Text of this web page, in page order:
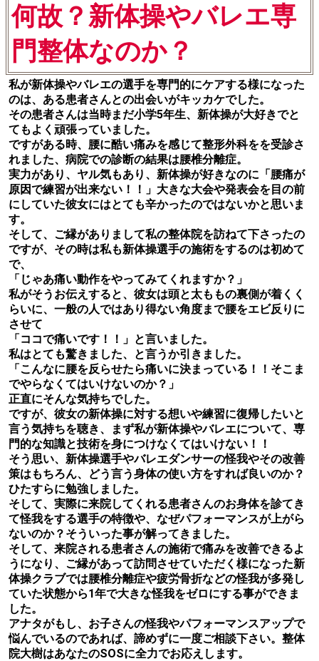
何故？新体操やバレエ専
門整体なのか？
私が新体操やバレエの選手を専門的にケアする様になった
のは、ある患者さんとの出会いがキッカケでした。
その患者さんは当時まだ小学5年生、新体操が大好きでと
てもよく頑張っていました。
ですがある時、腰に酷い痛みを感じて整形外科をを受診さ
れました、病院での診断の結果は腰椎分離症。
実力があり、ヤル気もあり、新体操が好きなのに「腰痛が
原因で練習が出来ない！！」大きな大会や発表会を目の前
にしていた彼女にはとても辛かったのではないかと思いま
す。
そして、ご縁がありまして私の整体院を訪ねて下さったの
ですが、その時は私も新体操選手の施術をするのは初めて
で、
「じゃあ痛い動作をやってみてくれますか？」
私がそうお伝えすると、彼女は頭と太ももの裏側が着くく
らいに、一般の人ではあり得ない角度まで腰をエビ反りに
させて
「ココで痛いです！！」と言いました。
私はとても驚きました、と言うか引きました。
「こんなに腰を反らせたら痛いに決まっている！！そこま
でやらなくてはいけないのか？」
正直にそんな気持ちでした。
ですが、彼女の新体操に対する想いや練習に復帰したいと
言う気持ちを聴き、まず私が新体操やバレエについて、専
門的な知識と技術を身につけなくてはいけない！！
そう思い、新体操選手やバレエダンサーの怪我やその改善
策はもちろん、どう言う身体の使い方をすれば良いのか？
ひたすらに勉強しました。
そして、実際に来院してくれる患者さんのお身体を診てき
て怪我をする選手の特徴や、なぜパフォーマンスが上がら
ないのか？そういった事が解ってきました。
そして、来院される患者さんの施術で痛みを改善できるよ
うになり、ご縁があって訪問させていただく様になった新
体操クラブでは腰椎分離症や疲労骨折などの怪我が多発し
ていた状態から1年で大きな怪我をゼロにする事ができま
した。
アナタがもし、お子さんの怪我やパフォーマンスアップで
悩んでいるのであれば、諦めずに一度ご相談下さい。整体
院大樹はあなたのSOSに全力でお応えします。